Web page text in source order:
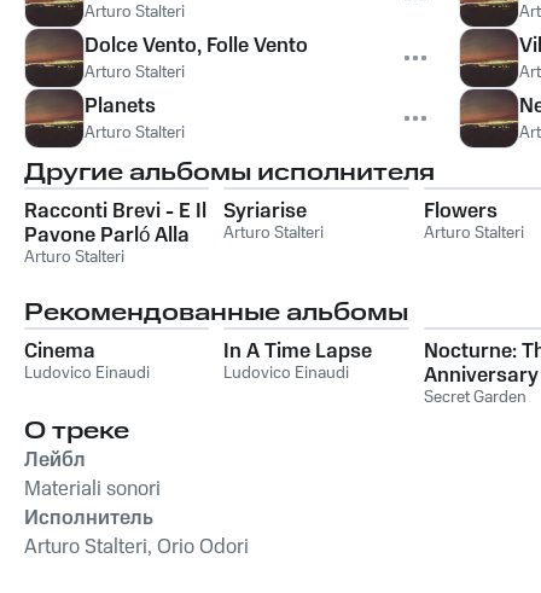
Arturo Stalteri
Dolce Vento, Folle Vento
Arturo Stalteri
Planets
Arturo Stalteri
Другие альбомы исполнителя
Racconti Brevi - E Il
Pavone Parló Alla
Luna
Arturo Stalteri
Syriarise
Arturo Stalteri
Flowers
Arturo Stalteri
Рекомендованные альбомы
Cinema
Ludovico Einaudi
In A Time Lapse
Ludovico Einaudi
Nocturne:
Anniversary
Collection
Secret Garden
О треке
Лейбл
Materiali sonori
Исполнитель
Arturo Stalteri, Orio Odori